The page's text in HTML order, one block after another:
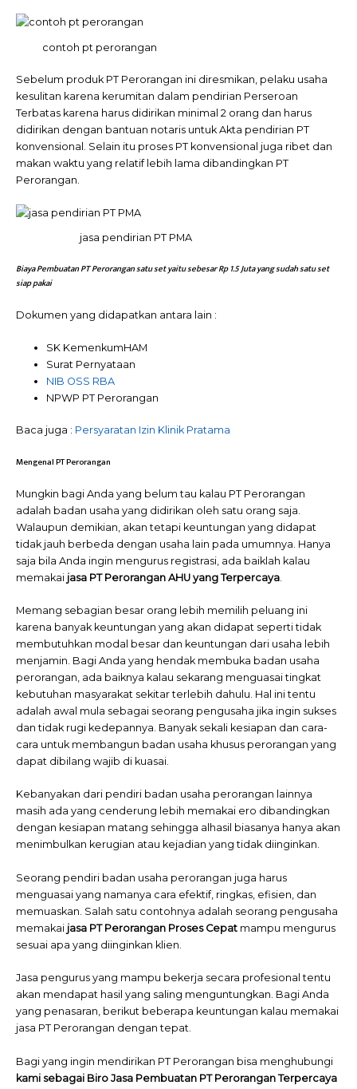
contoh pt perorangan
Sebelum produk PT Perorangan ini diresmikan, pelaku usaha
kesulitan karena kerumitan dalam pendirian Perseroan
Terbatas karena harus didirikan minimal 2 orang dan harus
didirikan dengan bantuan notaris untuk Akta pendirian PT
konvensional. Selain itu proses PT konvensional juga ribet dan
makan waktu yang relatif lebih lama dibandingkan PT
Perorangan.
jasa pendirian PT PMA
Biaya Pembuatan PT Perorangan satu set yaitu sebesar Rp 1.5 Juta yang sudah satu set
siap pakai
Dokumen yang didapatkan antara lain :
SK KemenkumHAM
Surat Pernyataan
NIB OSS RBA
NPWP PT Perorangan
Baca juga : Persyaratan Izin Klinik Pratama
Mengenal PT Perorangan
Mungkin bagi Anda yang belum tau kalau PT Perorangan
adalah badan usaha yang didirikan oleh satu orang saja.
Walaupun demikian, akan tetapi keuntungan yang didapat
tidak jauh berbeda dengan usaha lain pada umumnya. Hanya
saja bila Anda ingin mengurus registrasi, ada baiklah kalau
memakai jasa PT Perorangan AHU yang Terpercaya
Memang sebagian besar orang lebih memilih peluang ini
karena banyak keuntungan yang akan didapat seperti tidak
membutuhkan modal besar dan keuntungan dari usaha lebih
menjamin. Bagi Anda yang hendak membuka badan usaha
perorangan, ada baiknya kalau sekarang menguasai tingkat
kebutuhan masyarakat sekitar terlebih dahulu. Hal ini tentu
adalah awal mula sebagai seorang pengusaha jika ingin sukses
dan tidak rugi kedepannya. Banyak sekali kesiapan dan cara-
cara untuk membangun badan usaha khusus perorangan yang
dapat dibilang wajib di kuasai.
Kebanyakan dari pendiri badan usaha perorangan lainnya
masih ada yang cenderung lebih memakai ero dibandingkan
dengan kesiapan matang sehingga alhasil biasanya hanya akan
menimbulkan kerugian atau kejadian yang tidak diinginkan.
Seorang pendiri badan usaha perorangan juga harus
menguasai yang namanya cara efektif, ringkas, efisien, dan
memuaskan. Salah satu contohnya adalah seorang pengusaha
memakai jasa PT Perorangan Proses Cepat mampu mengurus
sesuai apa yang diinginkan klien.
Jasa pengurus yang mampu bekerja secara profesional tentu
akan mendapat hasil yang saling menguntungkan. Bagi Anda
yang penasaran, berikut beberapa keuntungan kalau memakai
jasa PT Perorangan dengan tepat.
Bagi yang ingin mendirikan PT Perorangan bisa menghubungi
kami sebagai Biro Jasa Pembuatan PT Perorangan Terpercaya